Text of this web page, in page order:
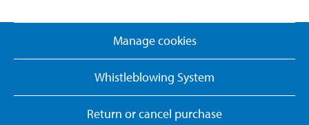
Manage cookies
Whistleblowing System
Return or cancel purchase